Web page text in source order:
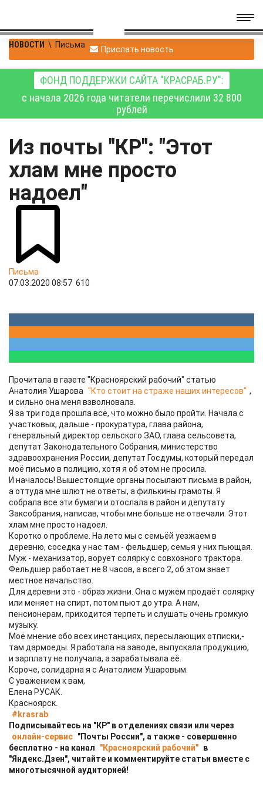
НОВОСТИ \ Письма Прислать новость
ФОНД ПОДДЕРЖКИ САЙТА "КРАСРАБ.РУ":
с начала 2026 года читатели перечислили 32 800
рублей
Из почты "КР": "Этот
хлам мне просто
надоел"
Письма
07.03.2020 08:57 610
Прочитала в газете "Красноярский рабочий" статью
Анатолия Ушарова "Кто стоит на страже наших интересов" ,
и сильно она меня взволновала.
Я за три года прошла всё, что можно было пройти. Начала с
участковых, дальше - прокуратура, глава района,
генеральный директор сельского ЗАО, глава сельсовета,
депутат Законодательного Собрания, министерство
здравоохранения России, депутат Госдумы, который передал
моё письмо в полицию, хотя я об этом не просила.
И началось! Вышестоящие органы посылают письма в район,
а оттуда мне шлют не ответы, а филькины грамоты. Я
собрала все эти бумаги и отослала в район и депутату
Заксобрания, написав, чтобы мне больше не отвечали. Этот
хлам мне просто надоел.
Коротко о проблеме. На лето мы с семьёй уезжаем в
деревню, соседка у нас там - фельдшер, семья у них пьющая.
Муж - механизатор, ворует солярку с совхозного трактора.
Фельдшер работает не 8 часов, а всего 2, об этом знает
местное начальство.
Для деревни это - образ жизни. Она с мужем продаёт солярку
или меняет на спирт, потом пьют до утра. А нам,
пенсионерам, приходится терпеть и слушать очень громкую
музыку.
Моё мнение обо всех инстанциях, пересылающих отписки,-
там дармоеды. Я работала на заводе, выпускала продукцию,
и зарплату не получала, а зарабатывала её.
Короче, солидарна я с Анатолием Ушаровым.
С уважением к вам,
Елена РУСАК.
Красноярск.
#krasrab
Подписывайтесь на "КР" в отделениях связи или через
онлайн-сервис "Почты России", а также - совершенно
бесплатно - на канал
"Красноярский рабочий" в
"Яндекс.Дзен", читайте и комментируйте статьи вместе с
многотысячной аудиторией!